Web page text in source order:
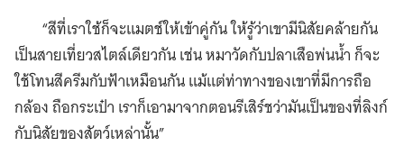
“สีที่เราใช้ก็จะแมตช์ให้เข้าคู่กัน ให้รู้ว่าเขามีนิสัยคล้ายกัน
เป็นสายเที่ยวสไตล์เดียวกัน เช่น หมาวัดกับปลาเสือพ่นน้ำ ก็จะ
ใช้โทนสีครีมกับฟ้าเหมือนกัน แม้แต่ท่าทางของเขาที่มีการถือ
กล้อง ถือกระเป๋า เราก็เอามาจากตอนรีเสิร์ชว่ามันเป็นของที่ลิงก์
กับนิสัยของสัตว์เหล่านั้น”